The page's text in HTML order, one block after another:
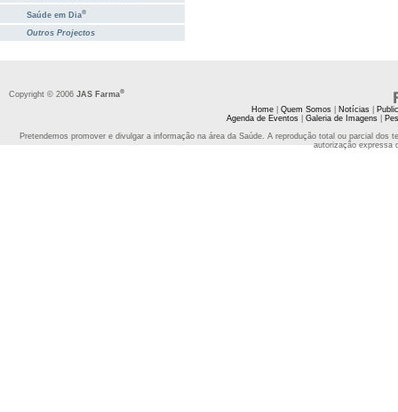
Saúde em Dia®
Outros Projectos
Copyright © 2006 JAS Farma®
Home| Quem Somos| Notícias|
Agenda de Eventos| Galeria de Imagens|
Pretendemos promover e divulgar a informação na área da Saúde. A reprodução total ou parcial
autorização expressa